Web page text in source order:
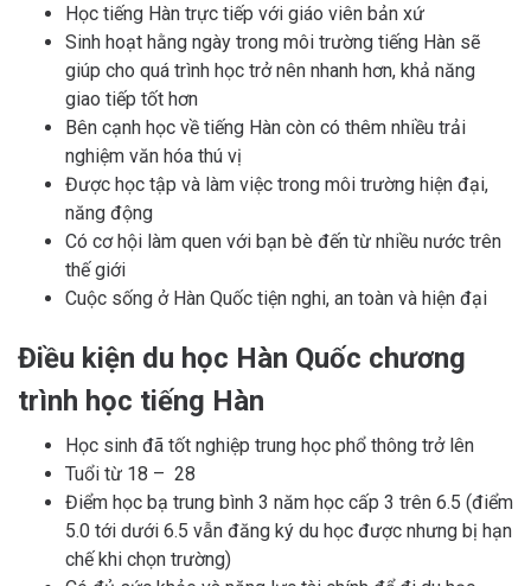
Học tiếng Hàn trực tiếp với giáo viên bản xứ
Sinh hoạt hằng ngày trong môi trường tiếng Hàn sẽ
giúp cho quá trình học trở nên nhanh hơn, khả năng
giao tiếp tốt hơn
Bên cạnh học về tiếng Hàn còn có thêm nhiều trải
nghiệm văn hóa thú vị
Được học tập và làm việc trong môi trường hiện đại,
năng động
Có cơ hội làm quen với bạn bè đến từ nhiều nước trên
thế giới
Cuộc sống ở Hàn Quốc tiện nghi, an toàn và hiện đại
Điều kiện du học Hàn Quốc chương
trình học tiếng Hàn
Học sinh đã tốt nghiệp trung học phổ thông trở lên
Tuổi từ 18 – 28
Điểm học bạ trung bình 3 năm học cấp 3 trên 6.5 (điểm
5.0 tới dưới 6.5 vẫn đăng ký du học được nhưng bị hạn
chế khi chọn trường)